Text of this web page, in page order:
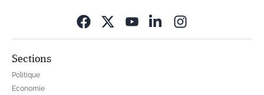
Sections
Politique
Economie